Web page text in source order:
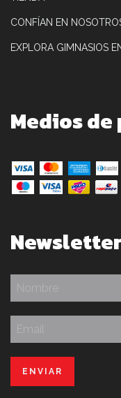
CONFÍAN EN
EXPLORA GIMNASIOS
Medios de